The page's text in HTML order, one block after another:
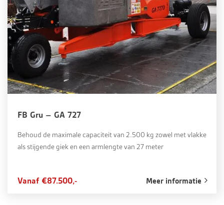
FB Gru – GA 727
Behoud de maximale capaciteit van 2.500 kg zowel met vlakke
als stijgende giek en een armlengte van 27 meter
Vanaf €87.500,- Meer informatie